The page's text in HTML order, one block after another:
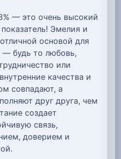
— это очень высокий
Эмелия и
основой для
будь то любовь,
или
качества и
совпадают, а
друг друга, чем
создает
связь,
доверием и